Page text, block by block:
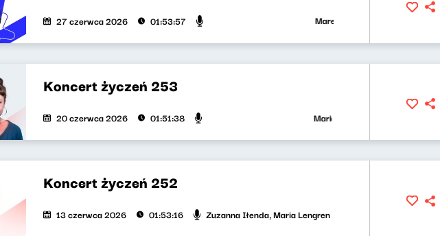
27 czerwca 2026 01:53:57 Marek Napiórkowski, Jose Torres
Koncert życzeń 253
20 czerwca 2026 01:51:38 Maria Zamachowska, Olga Bobienko
Koncert życzeń 252
13 czerwca 2026 01:53:16 Zuzanna Iłenda, Maria Lengren